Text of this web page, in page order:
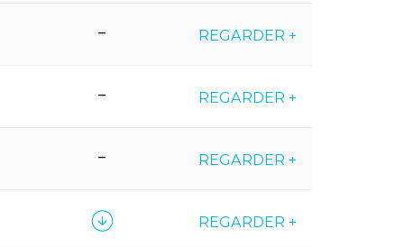
– REGARDER +
– REGARDER +
– REGARDER +
REGARDER +